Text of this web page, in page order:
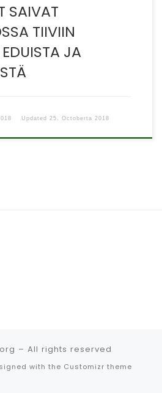
SAIVAT
TIIVIIN
JA
Updated 25. Octoberta 2018
– All rights reserved
with the Customizr theme